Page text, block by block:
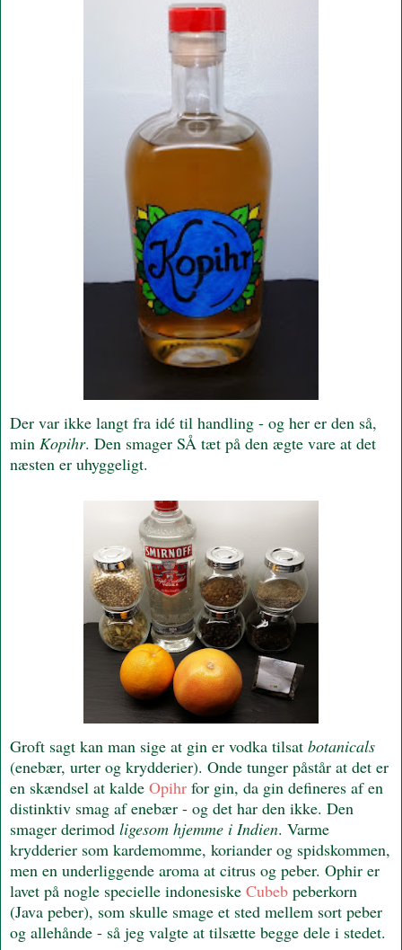
Der var ikke langt fra idé til handling - og her er den så,
min Kopihr. Den smager SÅ tæt på den ægte vare at det
næsten er uhyggeligt.
Groft sagt kan man sige at gin er vodka tilsat botanicals
(enebær, urter og krydderier). Onde tunger påstår at det er
en skændsel at kalde Opihr for gin, da gin defineres af en
distinktiv smag af enebær - og det har den ikke. Den
smager derimod ligesom hjemme i Indien. Varme
krydderier som kardemomme, koriander og spidskommen,
men en underliggende aroma at citrus og peber. Ophir er
lavet på nogle specielle indonesiske Cubeb peberkorn
(Java peber), som skulle smage et sted mellem sort peber
og allehånde - så jeg valgte at tilsætte begge dele i stedet.